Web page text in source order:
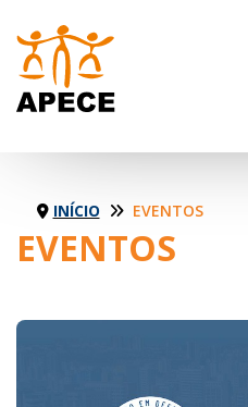
EVENTOS
INÍCIO EVENTOS